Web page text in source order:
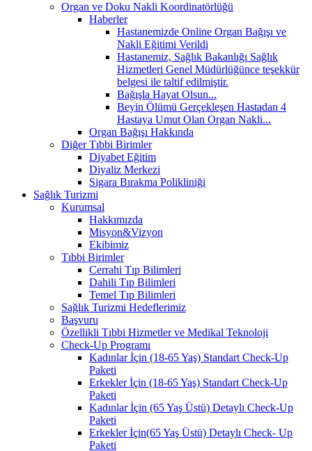
Organ ve Doku Nakli Koordinatörlüğü
Haberler
Hastanemizde Online Organ Bağışı ve
Nakli Eğitimi Verildi
Hastanemiz, Sağlık Bakanlığı Sağlık
Hizmetleri Genel Müdürlüğünce teşekkür
belgesi ile taltif edilmiştir.
Bağışla Hayat Olsun...
Beyin Ölümü Gerçekleşen Hastadan 4
Hastaya Umut Olan Organ Nakli...
Organ Bağışı Hakkında
Diğer Tıbbi Birimler
Diyabet Eğitim
Diyaliz Merkezi
Sigara Bırakma Polikliniği
Sağlık Turizmi
Kurumsal
Hakkımızda
Misyon&Vizyon
Ekibimiz
Tıbbi Birimler
Cerrahi Tıp Bilimleri
Dahili Tıp Bilimleri
Temel Tıp Bilimleri
Sağlık Turizmi Hedeflerimiz
Başvuru
Özellikli Tıbbi Hizmetler ve Medikal Teknoloji
Check-Up Programı
Kadınlar İçin (18-65 Yaş) Standart Check-Up
Paketi
Erkekler İçin (18-65 Yaş) Standart Check-Up
Paketi
Kadınlar İçin (65 Yaş Üstü) Detaylı Check-Up
Paketi
Erkekler İçin(65 Yaş Üstü) Detaylı Check- Up
Paketi